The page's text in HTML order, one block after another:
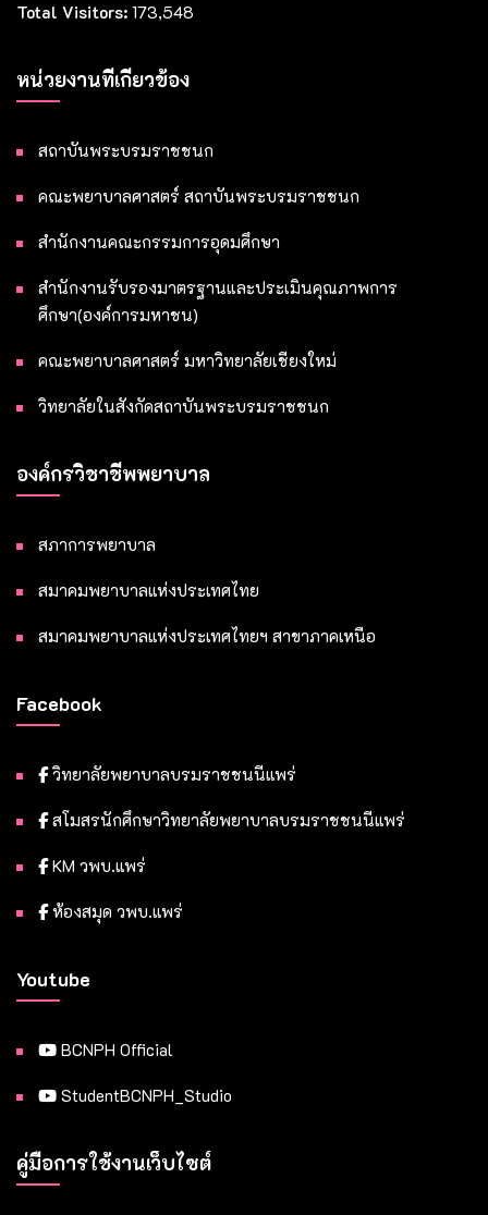
Total Visitors: 173,548
หน่วยงานที่เกี่ยวข้อง
สถาบันพระบรมราชชนก
คณะพยาบาลศาสตร์ สถาบันพระบรมราชชนก
สำนักงานคณะกรรมการอุดมศึกษา
สำนักงานรับรองมาตรฐานและประเมินคุณภาพการ
ศึกษา(องค์การมหาชน)
คณะพยาบาลศาสตร์ มหาวิทยาลัยเชียงใหม่
วิทยาลัยในสังกัดสถาบันพระบรมราชชนก
องค์กรวิชาชีพพยาบาล
สภาการพยาบาล
สมาคมพยาบาลแห่งประเทศไทย
สมาคมพยาบาลแห่งประเทศไทยฯ สาขาภาคเหนือ
Facebook
วิทยาลัยพยาบาลบรมราชชนนีแพร่
สโมสรนักศึกษาวิทยาลัยพยาบาลบรมราชชนนีแพร่
KM วพบ.แพร่
ห้องสมุด วพบ.แพร่
Youtube
BCNPH Official
StudentBCNPH_Studio
คู่มือการใช้งานเว็บไซต์